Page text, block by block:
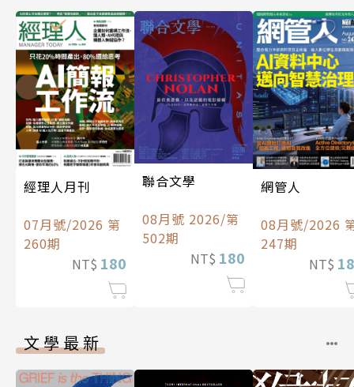
經理人月刊
07月號/2026 第
260期
NT$ 180
聯合文學
08月號 2026/第
502期
NT$ 180
網管人
08月號/2026
247期
NT$
文學最新